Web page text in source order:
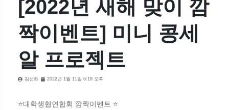
[2022년 새해 맞이 깜
짝이벤트] 미니 콩세
알 프로젝트
김선화 2022년 1월 11일 6:18 오후
⭐대학생협연합회 깜짝이벤트 ⭐